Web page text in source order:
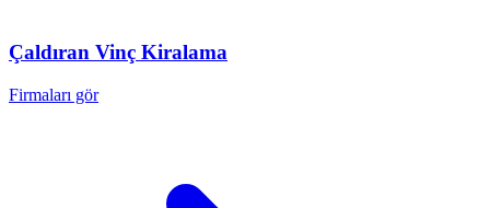
Çaldıran Vinç Kiralama
Firmaları gör